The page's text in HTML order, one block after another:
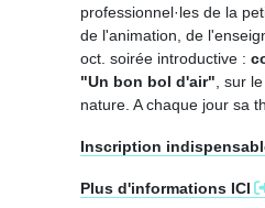
professionnel·les de la
de l'animation, de
oct. soirée introductive :
"Un bon bol d'air" , sur
nature. A chaque jour sa
Inscription
Plus d'informations ICI